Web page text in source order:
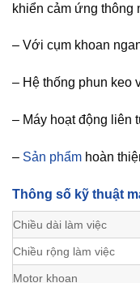
khiển cảm ứng thông
– Với cụm khoan
– Hệ thống phun keo
– Máy hoạt động liên
– Sản phẩm hoàn
Thông số kỹ thuật
Chiều dài làm việc
Chiều rộng làm việc
Motor khoan